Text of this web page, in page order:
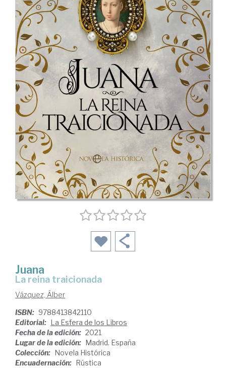
Juana
la reina traicionada
Vázquez, Álber
ISBN: 9788413842110
Editorial: La Esfera de los Libros
Fecha de la edición: 2021
Lugar de la edición: Madrid. España
Colección: Novela Histórica
Encuadernación: Rústica